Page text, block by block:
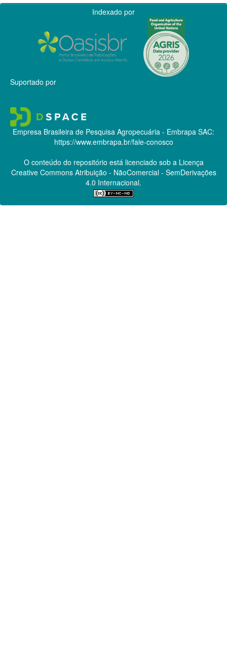
Indexado por
Suportado por
Empresa Brasileira de Pesquisa Agropecuária - Embrapa SAC:
https://www.embrapa.br/fale-conosco
O conteúdo do repositório está licenciado sob a Licença
Creative CommonsAtribuição - NãoComercial - SemDerivações
4.0 Internacional.